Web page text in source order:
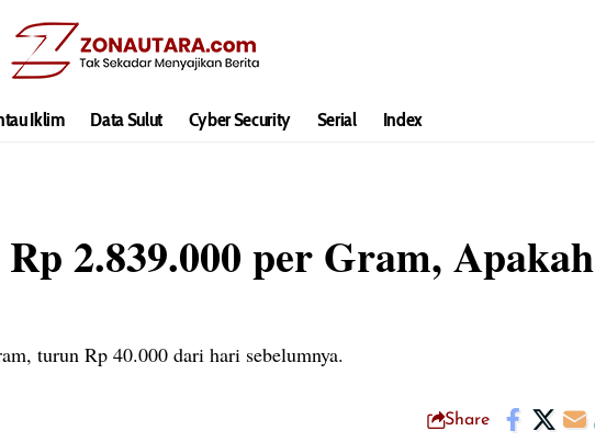
Iklim Data Sulut Cyber Security Serial Index
2.839.000 per Gram, Apakah
turun Rp 40.000 dari hari sebelumnya.
Share